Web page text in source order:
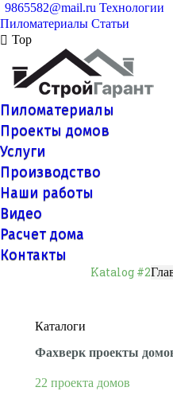
9865582@mail.ru Технологии
Пиломатериалы Статьи
Top
Пиломатериалы
Проекты домов
Услуги
Производство
Наши работы
Видео
Расчет дома
Контакты
Katalog #2Вы
Каталоги
Фахверк проекты
22 проекта домов